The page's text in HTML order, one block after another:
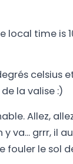
local time is
celsius
la valise :)
Allez,
va... grrr, il
le sol